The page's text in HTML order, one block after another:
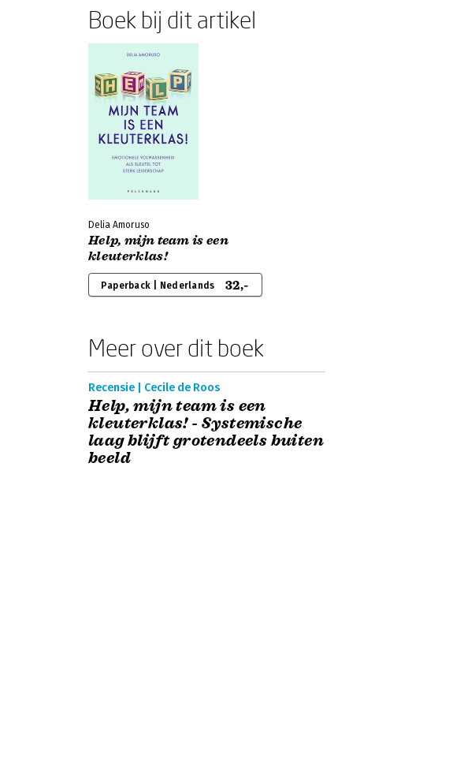
Boek bij dit artikel
Delia Amoruso
Help, mijn team is een
kleuterklas!
Paperback | Nederlands 32,-
Meer over dit boek
Recensie | Cecile de Roos
Help, mijn team is een
kleuterklas! - Systemische
laag blijft grotendeels buiten
beeld